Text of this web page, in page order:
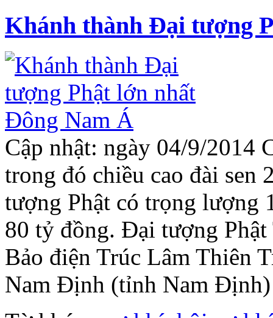
Khánh thành Đại tượng
Cập nhật: ngày 04/9/2014
trong đó chiều cao đài
tượng Phật có trọng lượng
80 tỷ đồng. Đại tượng
Bảo điện Trúc Lâm Thiên
Nam Định (tỉnh Nam